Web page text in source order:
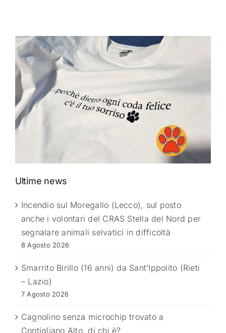
Ultime news
Incendio sul Moregallo (Lecco), sul posto
anche i volontari del CRAS Stella del Nord per
segnalare animali selvatici in difficoltà
8 Agosto 2026
Smarrito Birillo (16 anni) da Sant’Ippolito (Rieti
– Lazio)
7 Agosto 2026
Cagnolino senza microchip trovato a
Contigliano Alto, di chi è?